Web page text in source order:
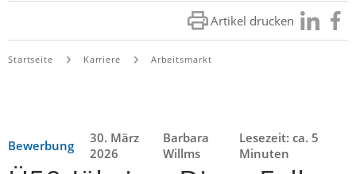
Artikel drucken Besuchen
Sie
Sie
Startseite Karriere Arbeitsmarkt
Bewerbung
30. März
2026
Barbara
Willms
Lesezeit: ca. 5
Minuten